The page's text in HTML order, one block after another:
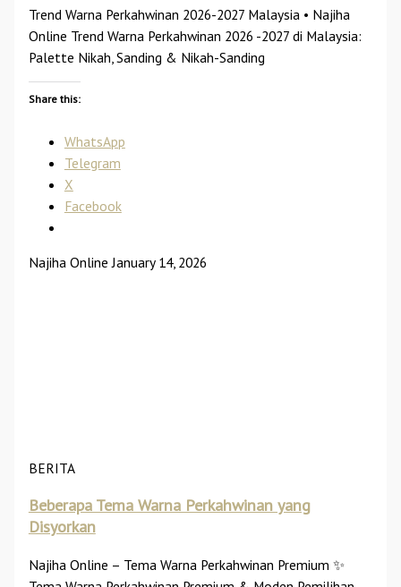
Trend Warna Perkahwinan 2026-2027 Malaysia • Najiha
Online Trend Warna Perkahwinan 2026 -2027 di Malaysia:
Palette Nikah, Sanding & Nikah-Sanding
Share this:
WhatsApp
Telegram
X
Facebook
Najiha OnlineJanuary 14, 2026
BERITA
Beberapa Tema Warna Perkahwinan yang
Disyorkan
Najiha Online – Tema Warna Perkahwinan Premium ✨